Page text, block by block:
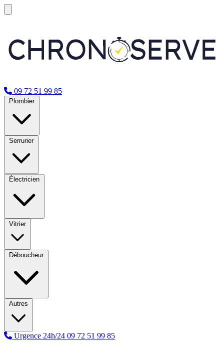
09 72 51 99 85
Plombier
Serrurier
Électricien
Vitrier
Déboucheur
Autres
Urgence 24h/24 09 72 51 99 85